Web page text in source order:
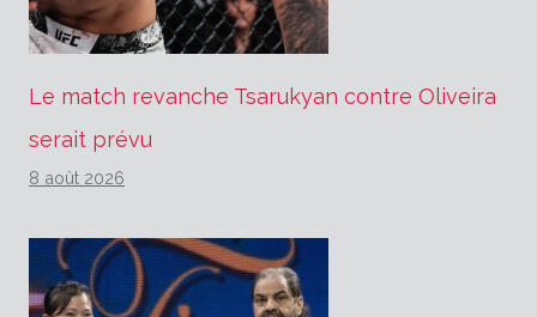
Le match revanche Tsarukyan contre Oliveira
serait prévu
8 août 2026